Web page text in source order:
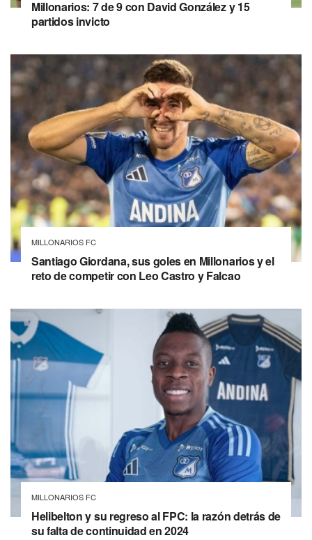
Millonarios: 7 de 9 con David González y 15
partidos invicto
MILLONARIOS FC
Santiago Giordana, sus goles en Millonarios y el
reto de competir con Leo Castro y Falcao
MILLONARIOS FC
Helibelton y su regreso al FPC: la razón detrás de
su falta de continuidad en 2024